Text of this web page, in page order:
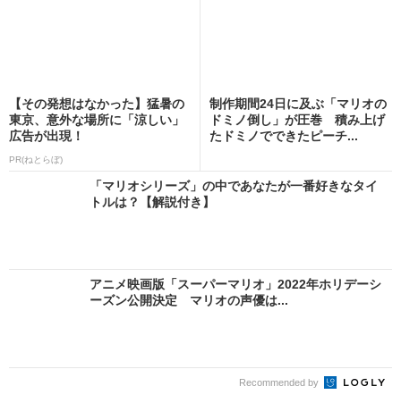
【その発想はなかった】猛暑の
東京、意外な場所に「涼しい」
広告が出現！
PR(ねとらぼ)
制作期間24日に及ぶ「マリオの
ドミノ倒し」が圧巻 積み上げ
たドミノでできたピーチ...
「マリオシリーズ」の中であなたが一番好きなタイ
トルは？【解説付き】
アニメ映画版「スーパーマリオ」2022年ホリデーシ
ーズン公開決定 マリオの声優は...
Recommended by